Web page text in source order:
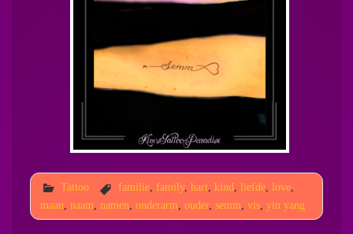
Tattoo familie, family, hart, kind liefde, love,
maan
naam namen onderarm ouder, semm vis, yin yang